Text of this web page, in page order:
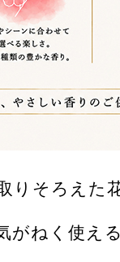
りそろえた
がねく使え